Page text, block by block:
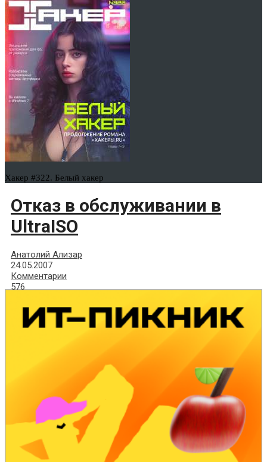
Хакер #322. Белый хакер
Отказ в обслуживании в
UltraISO
Анатолий Ализар
24.05.2007
Комментарии
576